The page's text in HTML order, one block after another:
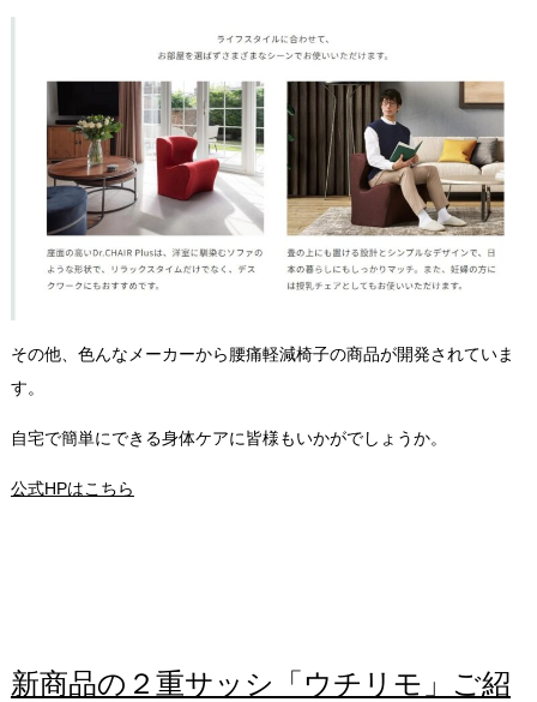
その他、色んなメーカーから腰痛軽減椅子の商品が開発されていま
す。
自宅で簡単にできる身体ケアに皆様もいかがでしょうか。
公式HPはこちら
新商品の２重サッシ「ウチリモ」ご紹